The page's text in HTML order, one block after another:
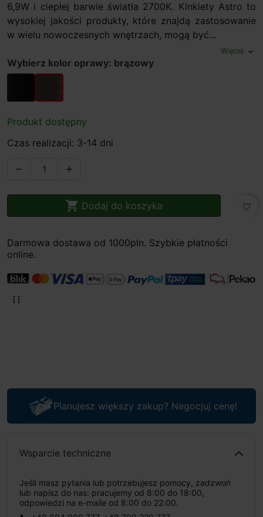
6,9W i ciepłej barwie światła 2700K. Kinkiety Astro to
wysokiej jakości produkty, które znajdą zastosowanie
w wielu nowoczesnych wnętrzach, mogą być...
Więcej expand_more
Wybierz kolor oprawy: brązowy
czarnybrązowy
Produkt dostępny
Czas realizacji: 3-14 dni
 
 Dodaj do koszyka favorite_border
Darmowa dostawa od 1000pln. Szybkie płatności
online.
Planujesz większy zakup? Negocjuj cenę!
Wsparcie techniczne
Jeśli masz pytania lub potrzebujesz pomocy, zadzwoń
lub napisz do nas: pracujemy od 8:00 do 18:00,
odpowiedzi na e-maile od 8:00 do 22:00.